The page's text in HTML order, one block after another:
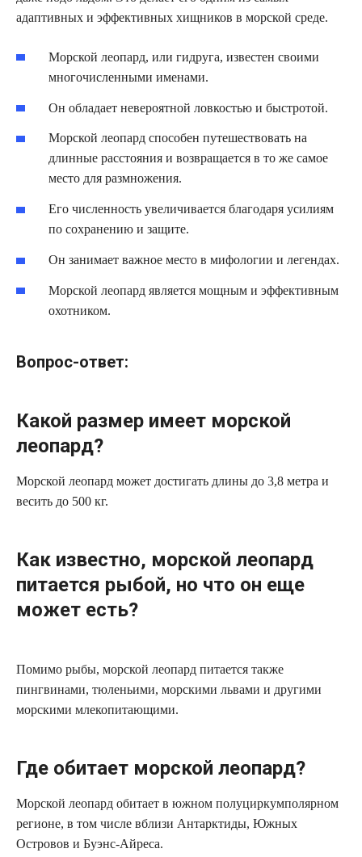
адаптивных и эффективных хищников в морской среде.
Морской леопард, или гидруга, известен своими
многочисленными именами.
Он обладает невероятной ловкостью и быстротой.
Морской леопард способен путешествовать на
длинные расстояния и возвращается в то же самое
место для размножения.
Его численность увеличивается благодаря усилиям
по сохранению и защите.
Он занимает важное место в мифологии и легендах.
Морской леопард является мощным и эффективным
охотником.
Вопрос-ответ:
Какой размер имеет морской
леопард?
Морской леопард может достигать длины до 3,8 метра и
весить до 500 кг.
Как известно, морской леопард
питается рыбой, но что он еще
может есть?
Помимо рыбы, морской леопард питается также
пингвинами, тюленьими, морскими львами и другими
морскими млекопитающими.
Где обитает морской леопард?
Морской леопард обитает в южном полуциркумполярном
регионе, в том числе вблизи Антарктиды, Южных
Островов и Буэнс-Айреса.